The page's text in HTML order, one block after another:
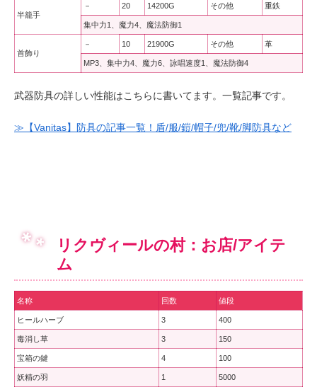
半籠手
－ 20 14200G その他 重鉄
集中力1、魔力4、魔法防御1
首飾り
－ 10 21900G その他 革
MP3、集中力4、魔力6、詠唱速度1、魔法防御4
武器防具の詳しい性能はこちらに書いてます。一覧記事です。
≫【Vanitas】防具の記事一覧！盾/服/鎧/帽子/兜/靴/脚防具など
リクヴィールの村：お店/アイテ
ム
名称 回数 値段
ヒールハーブ 3 400
毒消し草 3 150
宝箱の鍵 4 100
妖精の羽 1 5000